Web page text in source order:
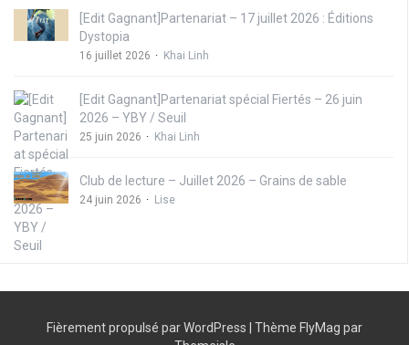
[Edit Gagnant]Partenariat – 17 juillet 2026 : Éditions
Dystopia
16 juillet 2026 Khai Linh
[Edit Gagnant]Partenariat spécial Fiertés – 26 juin
2026 – YBY / Seuil
25 juin 2026 Khai Linh
Club de lecture – Juillet 2026 – Grains de sable
24 juin 2026 Lise
Fièrement propulsé par WordPress Thème FlyMag par